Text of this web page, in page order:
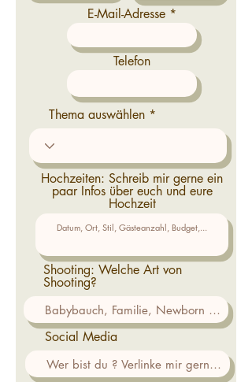
E-Mail-Adresse
Telefon
Thema auswählen
Hochzeiten: Schreib mir gerne ein
paar Infos über euch und eure
Hochzeit
Shooting: Welche Art von
Shooting?
Social Media